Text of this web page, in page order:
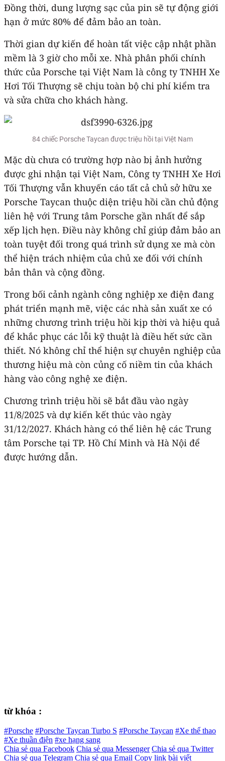
Đồng thời, dung lượng sạc của pin sẽ tự động giới
hạn ở mức 80% để đảm bảo an toàn.
Thời gian dự kiến để hoàn tất việc cập nhật phần
mềm là 3 giờ cho mỗi xe. Nhà phân phối chính
thức của Porsche tại Việt Nam là công ty TNHH Xe
Hơi Tối Thượng sẽ chịu toàn bộ chi phí kiểm tra
và sửa chữa cho khách hàng.
84 chiếc Porsche Taycan được triệu hồi tại Việt Nam
Mặc dù chưa có trường hợp nào bị ảnh hưởng
được ghi nhận tại Việt Nam, Công ty TNHH Xe Hơi
Tối Thượng vẫn khuyến cáo tất cả chủ sở hữu xe
Porsche Taycan thuộc diện triệu hồi cần chủ động
liên hệ với Trung tâm Porsche gần nhất để sắp
xếp lịch hẹn. Điều này không chỉ giúp đảm bảo an
toàn tuyệt đối trong quá trình sử dụng xe mà còn
thể hiện trách nhiệm của chủ xe đối với chính
bản thân và cộng đồng.
Trong bối cảnh ngành công nghiệp xe điện đang
phát triển mạnh mẽ, việc các nhà sản xuất xe có
những chương trình triệu hồi kịp thời và hiệu quả
để khắc phục các lỗi kỹ thuật là điều hết sức cần
thiết. Nó không chỉ thể hiện sự chuyên nghiệp của
thương hiệu mà còn củng cố niềm tin của khách
hàng vào công nghệ xe điện.
Chương trình triệu hồi sẽ bắt đầu vào ngày
11/8/2025 và dự kiến kết thúc vào ngày
31/12/2027. Khách hàng có thể liên hệ các Trung
tâm Porsche tại TP. Hồ Chí Minh và Hà Nội để
được hướng dẫn.
từ khóa :
#Porsche #Porsche Taycan Turbo S #Porsche Taycan #Xe thể thao
#Xe thuần điện #xe hạng sang
Chia sẻ qua Facebook Chia sẻ qua Messenger Chia sẻ qua Twitter
Chia sẻ qua Telegram Chia sẻ qua Email Copy link bài viết